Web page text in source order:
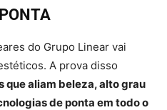
do Grupo Linear vai
A prova disso
aliam beleza, alto grau
de ponta em todo o